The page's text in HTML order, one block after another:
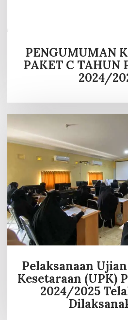
PENGUMUMAN
PAKET C TAHUN
2024/
Pelaksanaan
Kesetaraan (UPK)
2024/2025